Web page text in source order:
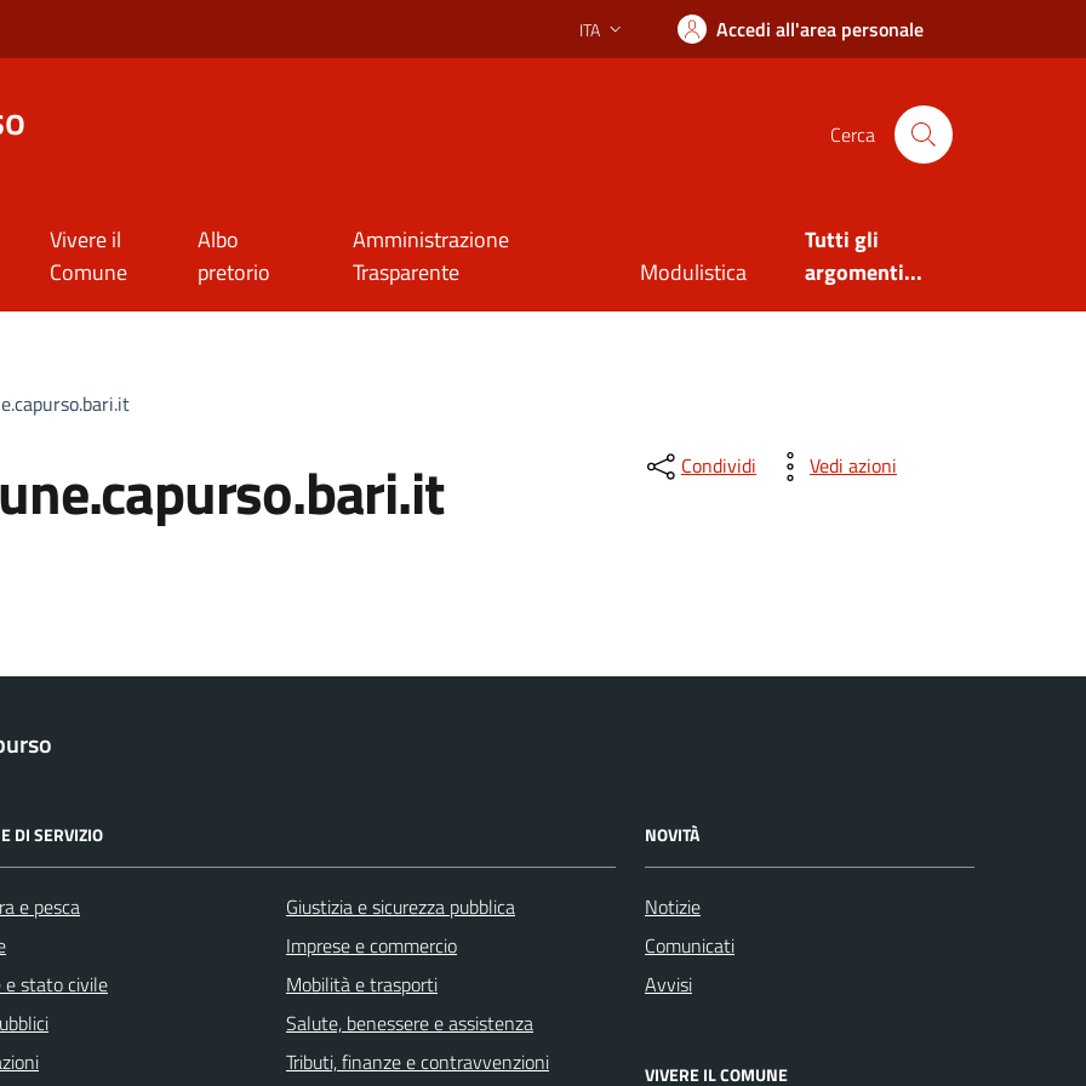
Lingua attiva:
ITA Accedi all'area personale
Cerca
Vivere il
Comune
Albo
pretorio
Amministrazione
Trasparente
Modulistica
Tutti gli
argomenti...
Condividi Vedi azioni
DI SERVIZIO
e pesca
e stato civile
Giustizia e sicurezza pubblica
Imprese e commercio
Mobilità e trasporti
Salute, benessere e assistenza
Tributi, finanze e contravvenzioni
NOVITÀ
Notizie
Comunicati
Avvisi
VIVERE IL COMUNE